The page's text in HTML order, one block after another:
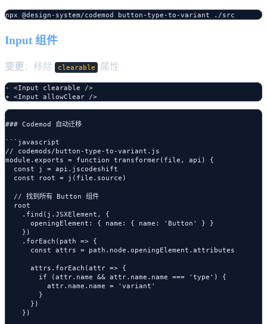
Input 组件
变更 ：移除 clearable 属性
- <Input clearable />
### Codemod 自动迁移
```javascript
// codemods/button-type-to-variant.js
module.exports = function transformer(file, api) {
  const j = api.jscodeshift
  const root = j(file.source)
  // 找到所有 Button 组件
  root
    .find(j.JSXElement, {
      openingElement: { name: { name: 'Button' } }
    })
    .forEach(path => {
      const attrs = path.node.openingElement.attributes
      attrs.forEach(attr => {
        if (attr.name && attr.name.name === 'type') {
          attr.name.name = 'variant'
        }
      })
    })